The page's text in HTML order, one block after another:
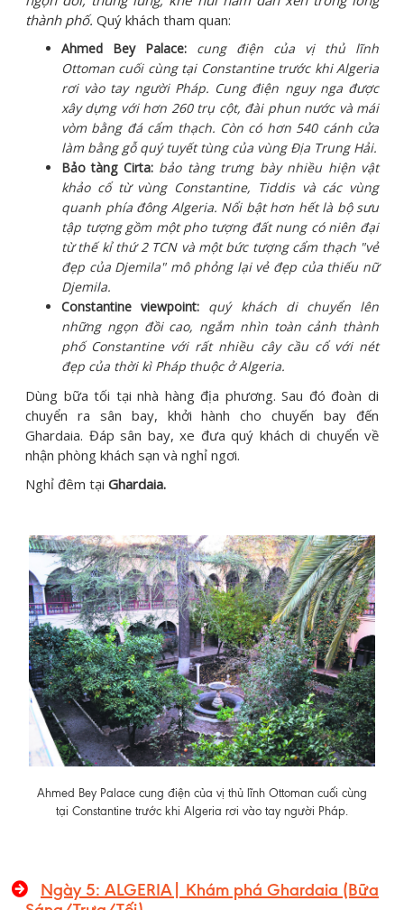
thành phố. Quý khách tham quan:
Ahmed Bey Palace: cung điện của vị thủ lĩnh
Ottoman cuối cùng tại Constantine trước khi Algeria
rơi vào tay người Pháp. Cung điện nguy nga được
xây dựng với hơn 260 trụ cột, đài phun nước và mái
vòm bằng đá cẩm thạch. Còn có hơn 540 cánh cửa
làm bằng gỗ quý tuyết tùng của vùng Địa Trung Hải.
Bảo tàng Cirta: bảo tàng trưng bày nhiều hiện vật
khảo cổ từ vùng Constantine, Tiddis và các vùng
quanh phía đông Algeria. Nổi bật hơn hết là bộ sưu
tập tượng gồm một pho tượng đất nung có niên đại
từ thế kỉ thứ 2 TCN và một bức tượng cẩm thạch "vẻ
đẹp của Djemila" mô phỏng lại vẻ đẹp của thiếu nữ
Djemila.
Constantine viewpoint: quý khách di chuyển lên
những ngọn đồi cao, ngắm nhìn toàn cảnh thành
phố Constantine với rất nhiều cây cầu cổ với nét
đẹp của thời kì Pháp thuộc ở Algeria.
Dùng bữa tối tại nhà hàng địa phương. Sau đó đoàn di
chuyển ra sân bay, khởi hành cho chuyến bay đến
Ghardaia. Đáp sân bay, xe đưa quý khách di chuyển về
nhận phòng khách sạn và nghỉ ngơi.
Nghỉ đêm tại Ghardaia.
Ahmed Bey Palace cung điện của vị thủ lĩnh Ottoman cuối cùng
tại Constantine trước khi Algeria rơi vào tay người Pháp.
Ngày 5: ALGERIA| Khám phá Ghardaia (Bữa